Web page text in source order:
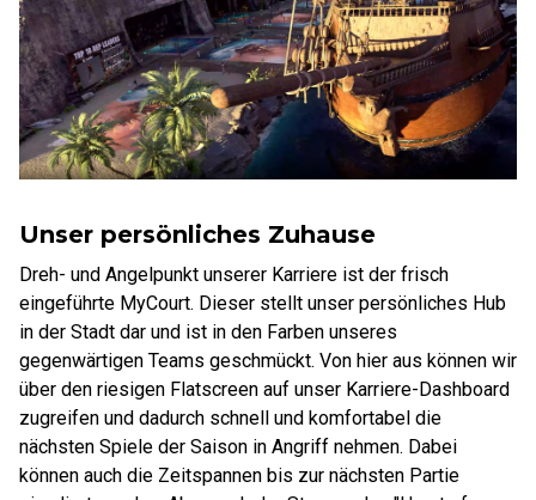
Unser persönliches Zuhause
Dreh- und Angelpunkt unserer Karriere ist der frisch
eingeführte MyCourt. Dieser stellt unser persönliches Hub
in der Stadt dar und ist in den Farben unseres
gegenwärtigen Teams geschmückt. Von hier aus können wir
über den riesigen Flatscreen auf unser Karriere-Dashboard
zugreifen und dadurch schnell und komfortabel die
nächsten Spiele der Saison in Angriff nehmen. Dabei
können auch die Zeitspannen bis zur nächsten Partie